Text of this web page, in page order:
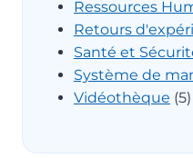
Ressources
Retours
Santé et
Système de
Vidéothèque (5)